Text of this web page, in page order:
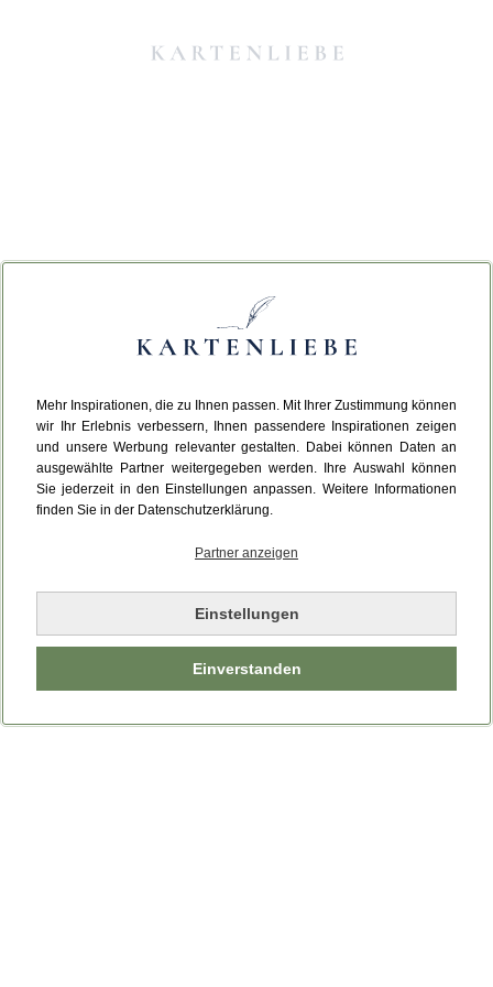
Mehr Inspirationen, die zu Ihnen passen. Mit Ihrer Zustimmung können
wir Ihr Erlebnis verbessern, Ihnen passendere Inspirationen zeigen
und unsere Werbung relevanter gestalten. Dabei können Daten an
ausgewählte Partner weitergegeben werden. Ihre Auswahl können
Sie jederzeit in den Einstellungen anpassen. Weitere Informationen
finden Sie in der Datenschutzerklärung.
Partner anzeigen
Einstellungen
Einverstanden
Da ist etwas schiefgelaufen.
Leider ist ein technischer Fehler aufgetreten.
Bitte laden Sie die Seite neu.